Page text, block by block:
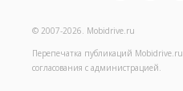
© 2007-2026. Mobidrive.ru
Перепечатка публикаций Mobidrive.ru
согласования с администрацией.